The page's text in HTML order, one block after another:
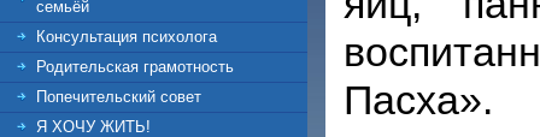
семьёй
Консультация психолога
Родительская грамотность
Попечительский совет
Я ХОЧУ ЖИТЬ!
Пасха».